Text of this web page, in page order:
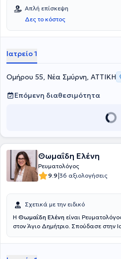
Νοσοκομείο Αθηνών "Γ. Γεννηματάς" και στο Γενικό
Σάμου.Ο γιατρός έχει ιδιαίτερη
αυτοάνοσα συστηματικά νοσήματα,
αρθρώσεων και του μυοσκελετικού,
πάντα με ανθρωποκεντρική
Απλή επίσκεψη
Δες το κόστος
Ιατρείο 1
Ομήρου 55, Νέα Σμύρνη, ΑΤΤΙΚΗ
Επόμενη διαθεσιμότητα
Θωμαΐδη Ελένη
Ρευματολόγος
9.9|36 αξιολογήσεις
Σχετικά με την ειδικό
Η Θωμαΐδη Ελένη είναι
στον Άγιο Δημήτριο. Σπούδασε στην
στη Σουηδία, όπου διετέλεσε Επιμελήτρια της